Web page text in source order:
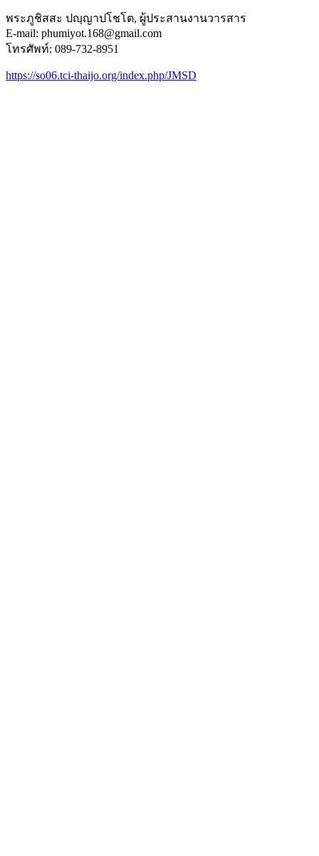
พระภูชิสสะ ปญฺญาปโชโต, ผู้ประสานงานวารสาร
E-mail: phumiyot.168@gmail.com
โทรศัพท์: 089-732-8951
https://so06.tci-thaijo.org/index.php/JMSD